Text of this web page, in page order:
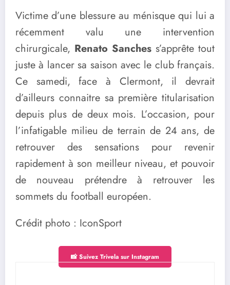
Victime d’une blessure au ménisque qui lui a
récemment valu une intervention
chirurgicale, Renato Sanches s’apprête tout
juste à lancer sa saison avec le club français.
Ce samedi, face à Clermont, il devrait
d’ailleurs connaitre sa première titularisation
depuis plus de deux mois. L’occasion, pour
l’infatigable milieu de terrain de 24 ans, de
retrouver des sensations pour revenir
rapidement à son meilleur niveau, et pouvoir
de nouveau prétendre à retrouver les
sommets du football européen.
Crédit photo : IconSport
📸 Suivez Trivela sur Instagram